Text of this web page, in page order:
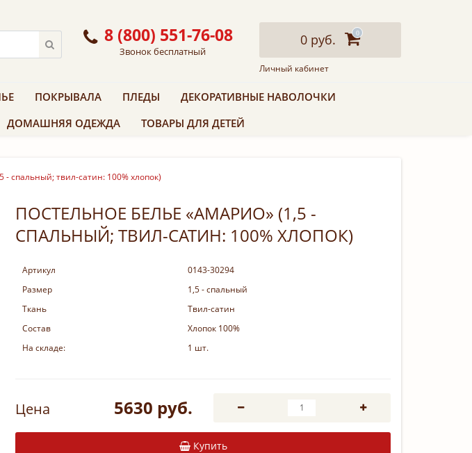
8 (800) 551-76-08
Звонок бесплатный
0 руб. 0
Личный кабинет
ПОКРЫВАЛА ПЛЕДЫ
ДЕКОРАТИВНЫЕ НАВОЛОЧКИ
ДОМАШНЯЯ ОДЕЖДА ТОВАРЫ ДЛЯ ДЕТЕЙ
спальный; твил-сатин: 100% хлопок)
ПОСТЕЛЬНОЕ БЕЛЬЕ «АМАРИО» (1,5 -
СПАЛЬНЫЙ; ТВИЛ-САТИН: 100% ХЛОПОК)
Артикул
0143-30294
Размер
1,5 - спальный
Ткань
Твил-сатин
Состав
Хлопок 100%
На складе:
1 шт.
Цена 5630 руб.
Купить